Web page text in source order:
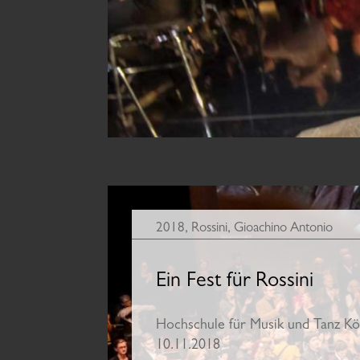
2018, Rossini, Gioachino Antonio
Ein Fest für Rossini
Hochschule für Musik und Tanz
10.11.2018